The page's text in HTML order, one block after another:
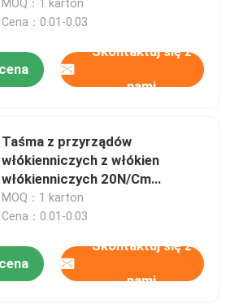
MOQ：1 karton
Cena：0.01-0.03
Skontaktuj się z
nami
Taśma z przyrządów
włókienniczych z włókien
włókienniczych 20N/Cm
Wytrzymałość na rozciąganie do
izolacji
MOQ：1 karton
Cena：0.01-0.03
Skontaktuj się z
nami